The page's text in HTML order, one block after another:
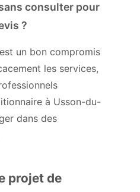
consulter pour
?
est un bon compromis
les services,
à Usson-du-
dans des
projet de